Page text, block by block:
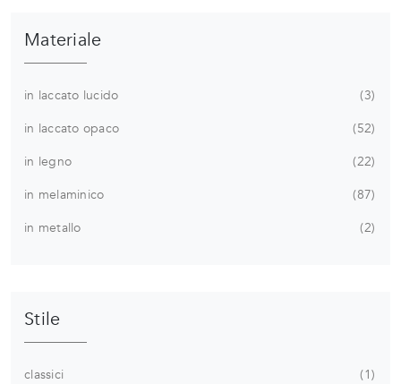
Materiale
in laccato lucido
3
in laccato opaco
52
in legno
22
in melaminico
87
in metallo
2
Stile
classici
1